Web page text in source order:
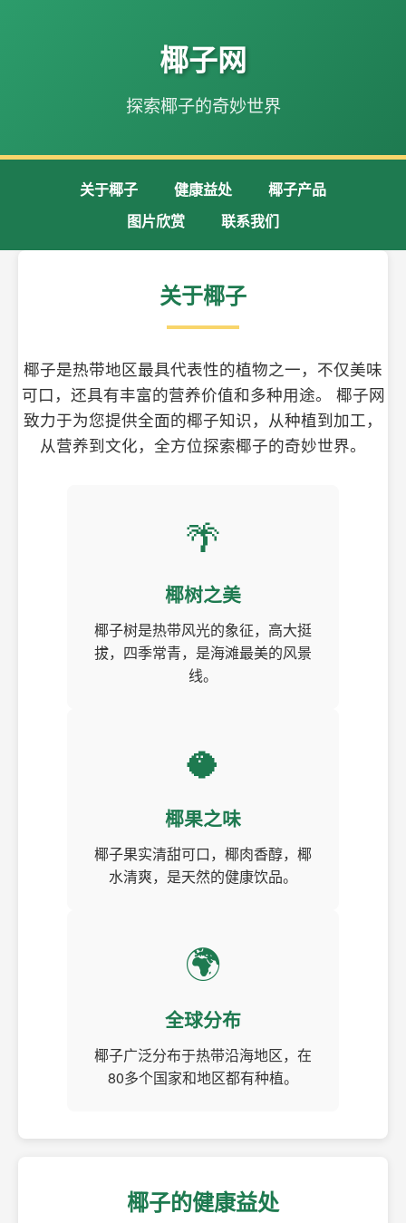
椰子网
探索椰子的奇妙世界
关于椰子 健康益处
椰子产品
图片欣赏
联系我们
关于椰子
椰子是热带地区最具代表性的植物之一，不仅美味
可口，还具有丰富的营养价值和多种用途。 椰子网
致力于为您提供全面的椰子知识，从种植到加工，
从营养到文化，全方位探索椰子的奇妙世界。
🌴
椰树之美
椰子树是热带风光的象征，高大挺
拔，四季常青，是海滩最美的风景
线。
🥥
椰果之味
椰子果实清甜可口，椰肉香醇，椰
水清爽，是天然的健康饮品。
🌍
全球分布
椰子广泛分布于热带沿海地区，在
80多个国家和地区都有种植。
椰子的健康益处